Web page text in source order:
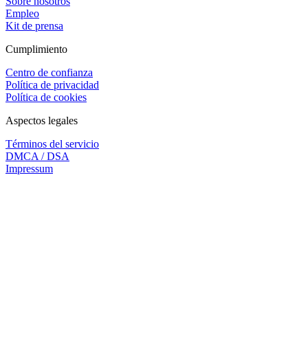
Empleo
Kit de prensa
Cumplimiento
Centro de confianza
Política de privacidad
Política de cookies
Aspectos legales
Términos del servicio
DMCA / DSA
Impressum